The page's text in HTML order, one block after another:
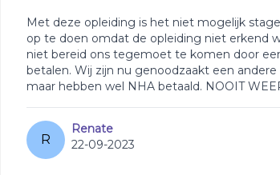
Met deze opleiding is het niet mogelijk
op te doen omdat de opleiding niet erkend
niet bereid ons tegemoet te komen door
betalen. Wij zijn nu genoodzaakt een
maar hebben wel NHA betaald. NOOIT
R
Renate
22-09-2023